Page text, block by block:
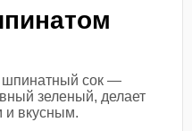
шпинатный сок —
зеленый, делает
и вкусным.